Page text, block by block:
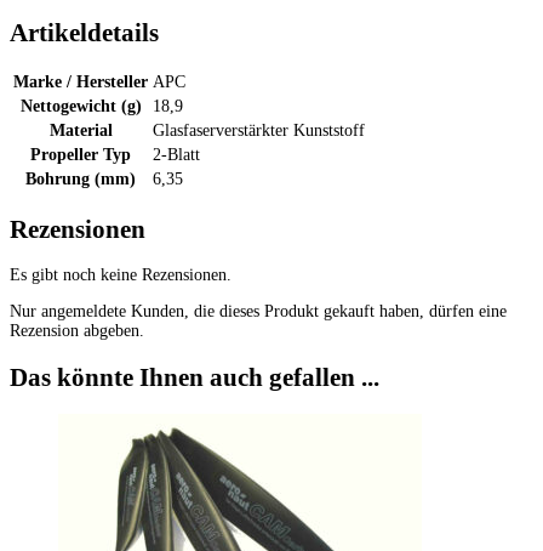
Artikeldetails
Marke / Hersteller APC
Nettogewicht (g)
18,9
Material
Glasfaserverstärkter Kunststoff
Propeller Typ
2-Blatt
Bohrung (mm)
6,35
Rezensionen
Es gibt noch keine Rezensionen.
Nur angemeldete Kunden, die dieses Produkt gekauft haben, dürfen eine
Rezension abgeben.
Das könnte Ihnen auch gefallen ...